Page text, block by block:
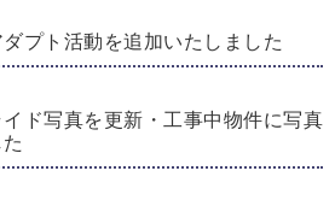
プト活動を追加いたしました
イド写真を更新・工事中物件に写真